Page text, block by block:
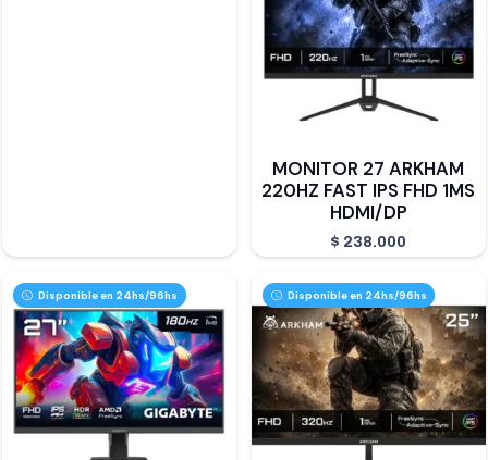
MONITOR 27 ARKHAM
220HZ FAST IPS FHD 1MS
HDMI/DP
$ 238.000
Disponible en 24hs/96hs Disponible en 24hs/96hs